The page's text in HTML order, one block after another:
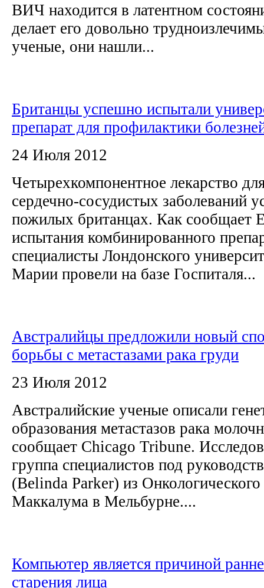
ВИЧ находится в латентном
делает его довольно
ученые, они нашли...
Британцы успешно испытали
препарат для профилактики
24 Июля 2012
Четырехкомпонентное лекарство
сердечно-сосудистых заболеваний
пожилых британцах. Как сообщает
испытания комбинированного
специалисты Лондонского
Марии провели на базе Госпиталя...
Австралийцы предложили новый
борьбы с метастазами рака груди
23 Июля 2012
Австралийские ученые описали
образования метастазов рака
сообщает Chicago Tribune.
группа специалистов под
(Belinda Parker) из
Маккалума в Мельбурне....
Компьютер является причиной
старения лица